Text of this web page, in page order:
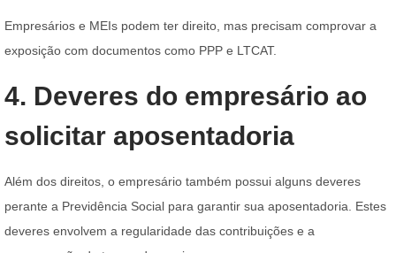
Empresários e MEIs podem ter direito, mas precisam comprovar a
exposição com documentos como PPP e LTCAT.
4. Deveres do empresário ao
solicitar aposentadoria
Além dos direitos, o empresário também possui alguns deveres
perante a Previdência Social para garantir sua aposentadoria. Estes
deveres envolvem a regularidade das contribuições e a